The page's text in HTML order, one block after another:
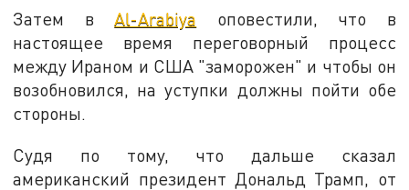
Затем вAl-Arabiya оповестили, что в
настоящее время переговорный процесс
между Ираном и США "заморожен" и чтобы он
возобновился, на уступки должны пойти обе
стороны.
Судя по тому, что дальше сказал
американский президент Дональд Трамп, от